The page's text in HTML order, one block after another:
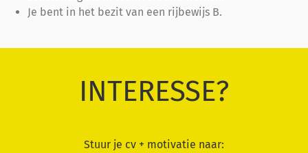
Je bent in het bezit van een rijbewijs B.
INTERESSE?
Stuur je cv + motivatie naar: